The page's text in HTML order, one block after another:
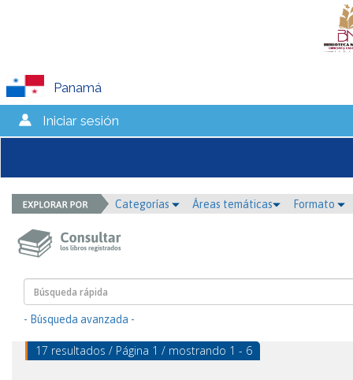
Panamá
Iniciar sesión
Categorías Áreas temáticas Formato
- Búsqueda avanzada -
17 resultados / Página 1 / mostrando 1 - 6